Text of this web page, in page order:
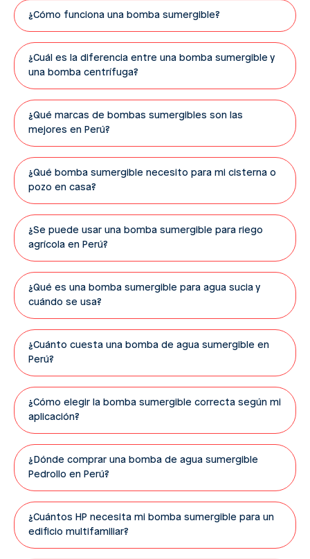
¿Cómo funciona una bomba sumergible?
¿Cuál es la diferencia entre una bomba sumergible y
una bomba centrífuga?
¿Qué marcas de bombas sumergibles son las
mejores en Perú?
¿Qué bomba sumergible necesito para mi cisterna o
pozo en casa?
¿Se puede usar una bomba sumergible para riego
agrícola en Perú?
¿Qué es una bomba sumergible para agua sucia y
cuándo se usa?
¿Cuánto cuesta una bomba de agua sumergible en
Perú?
¿Cómo elegir la bomba sumergible correcta según mi
aplicación?
¿Dónde comprar una bomba de agua sumergible
Pedrollo en Perú?
¿Cuántos HP necesita mi bomba sumergible para un
edificio multifamiliar?